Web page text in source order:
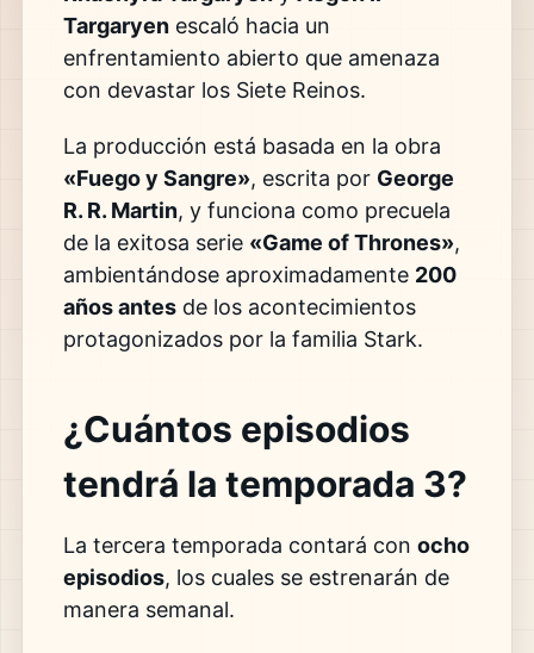
Targaryenescaló hacia un
enfrentamiento abierto que amenaza
con devastar los Siete Reinos.
La producción está basada en la obra
«Fuego y Sangre», escrita por George
R. R. Martin, y funciona como precuela
de la exitosa serie «Game of Thrones»,
ambientándose aproximadamente 200
años antesde los acontecimientos
protagonizados por la familia Stark.
¿Cuántos episodios
tendrá la temporada 3?
La tercera temporada contará con ocho
episodios, los cuales se estrenarán de
manera semanal.